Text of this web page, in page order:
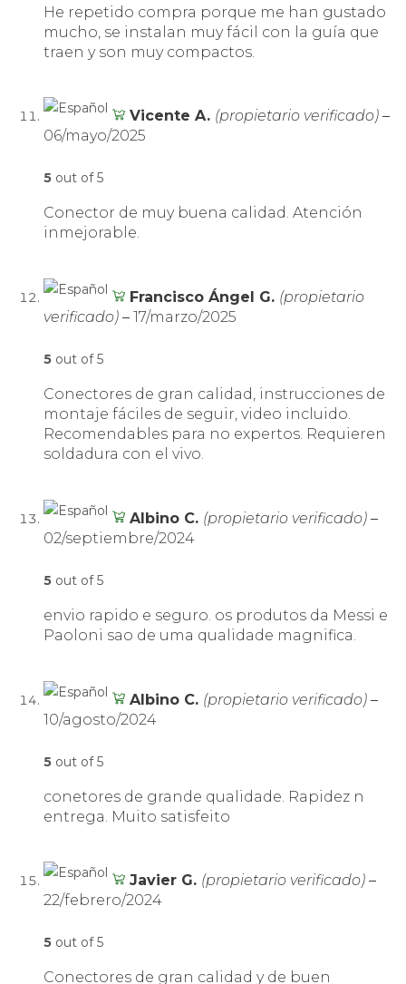
He repetido compra porque me han gustado
mucho, se instalan muy fácil con la guía que
traen y son muy compactos.
Vicente A. (propietario verificado) –
06/mayo/2025
5 out of 5
Conector de muy buena calidad. Atención
inmejorable.
Francisco Ángel G. (propietario
verificado) – 17/marzo/2025
5 out of 5
Conectores de gran calidad, instrucciones de
montaje fáciles de seguir, video incluido.
Recomendables para no expertos. Requieren
soldadura con el vivo.
Albino C. (propietario verificado) –
02/septiembre/2024
5 out of 5
envio rapido e seguro. os produtos da Messi e
Paoloni sao de uma qualidade magnifica.
Albino C. (propietario verificado) –
10/agosto/2024
5 out of 5
conetores de grande qualidade. Rapidez n
entrega. Muito satisfeito
Javier G. (propietario verificado) –
22/febrero/2024
5 out of 5
Conectores de gran calidad y de buen